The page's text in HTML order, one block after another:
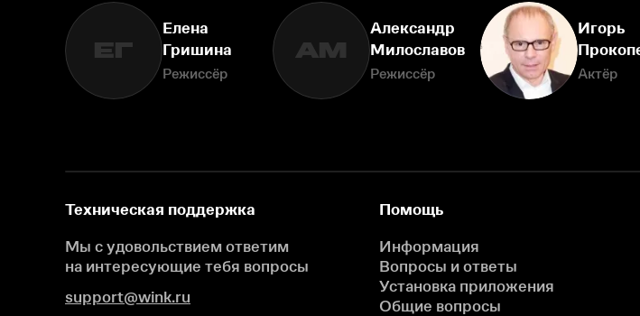
ЕГ
Елена
Гришина
Режиссёр
АМ
Александр
Милославов
Режиссёр
Игорь
Актёр
Техническая поддержка
Мы с удовольствием ответим
на интересующие тебя вопросы
support@wink.ru
Помощь
Информация
Вопросы и ответы
Установка приложения
Общие вопросы